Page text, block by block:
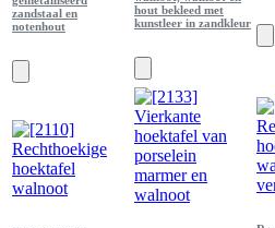
zandstaal en
notenhout
hout bekleed met
kunstleer in zandkleur